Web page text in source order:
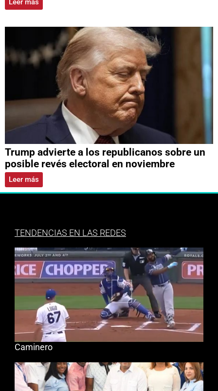
Leer más
Trump advierte a los republicanos sobre un
posible revés electoral en noviembre
Leer más
TENDENCIAS EN LAS REDES
Caminero